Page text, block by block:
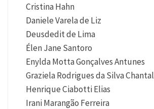
Cristina Hahn
Daniele Varela de Liz
Deusdedit de Lima
Élen Jane Santoro
Enylda Motta Gonçalves Antunes
Graziela Rodrigues da Silva Chantal
Henrique Ciabotti Elias
Irani Marangão Ferreira